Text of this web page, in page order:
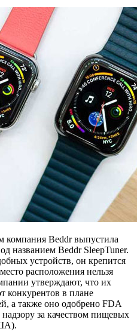
компания Beddr выпустила
названием Beddr SleepTuner.
устройств, он крепится
расположения нельзя
утверждают, что их
конкурентов в плане
а также оно одобрено FDA
за качеством пищевых